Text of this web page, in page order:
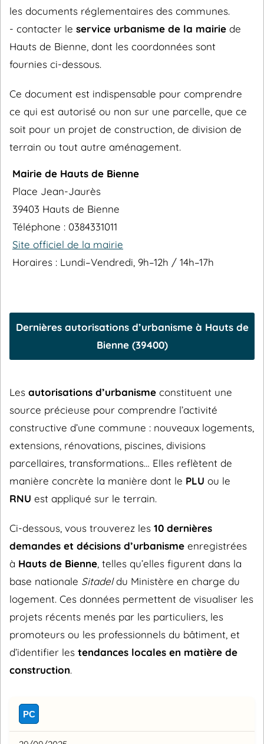
les documents réglementaires des communes.
- contacter le service urbanisme de la mairie de
Hauts de Bienne, dont les coordonnées sont
fournies ci-dessous.
Ce document est indispensable pour comprendre
ce qui est autorisé ou non sur une parcelle, que ce
soit pour un projet de construction, de division de
terrain ou tout autre aménagement.
Mairie de Hauts de Bienne
Place Jean-Jaurès
39403 Hauts de Bienne
Téléphone : 0384331011
Site officiel de la mairie
Horaires : Lundi–Vendredi, 9h–12h / 14h–17h
Dernières autorisations d’urbanisme à Hauts de
Bienne (39400)
Les autorisations d’urbanisme constituent une
source précieuse pour comprendre l’activité
constructive d’une commune : nouveaux logements,
extensions, rénovations, piscines, divisions
parcellaires, transformations… Elles reflètent de
manière concrète la manière dont le PLU ou le
RNU est appliqué sur le terrain.
Ci-dessous, vous trouverez les 10 dernières
demandes et décisions d’urbanisme enregistrées
à Hauts de Bienne , telles qu’elles figurent dans la
base nationale Sitadeldu Ministère en charge du
logement. Ces données permettent de visualiser les
projets récents menés par les particuliers, les
promoteurs ou les professionnels du bâtiment, et
d’identifier les tendances locales en matière de
construction.
PC